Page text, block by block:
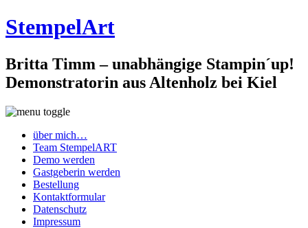
StempelArt
Britta Timm – unabhängige Stampin´up!
Demonstratorin aus Altenholz bei Kiel
über mich…
Team StempelART
Demo werden
Gastgeberin werden
Bestellung
Kontaktformular
Datenschutz
Impressum